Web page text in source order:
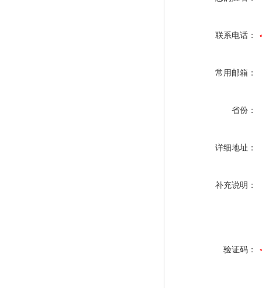
联系电话：
常用邮箱：
省份：
详细地址：
补充说明：
验证码：